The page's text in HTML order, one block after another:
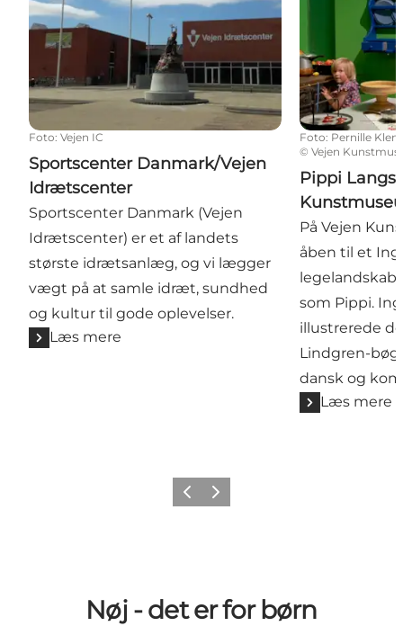
Foto: Vejen IC
Sportscenter Danmark/Vejen
Idrætscenter
Sportscenter Danmark (Vejen
Idrætscenter) er et af landets
største idrætsanlæg, og vi lægger
vægt på at samle idræt, sundhed
og kultur til gode oplevelser.
Læs mere
Foto: Pernille
©Vejen
Pippi
På Vejen
åben til et
som Pippi.
illustrerede
Lindgren-
dansk og kom
Læs mere
Forrige billede
Næste billede
Nøj - det er for børn